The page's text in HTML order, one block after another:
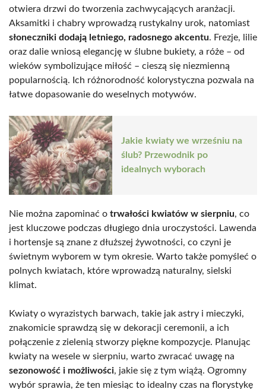
otwiera drzwi do tworzenia zachwycających aranżacji.
Aksamitki i chabry wprowadzą rustykalny urok, natomiast
słoneczniki dodają letniego, radosnego akcentu. Frezje, lilie
oraz dalie wniosą elegancję w ślubne bukiety, a róże – od
wieków symbolizujące miłość – cieszą się niezmienną
popularnością. Ich różnorodność kolorystyczna pozwala na
łatwe dopasowanie do weselnych motywów.
Jakie kwiaty we wrześniu na
ślub? Przewodnik po
idealnych wyborach
Nie można zapominać o trwałości kwiatów w sierpniu, co
jest kluczowe podczas długiego dnia uroczystości. Lawenda
i hortensje są znane z dłuższej żywotności, co czyni je
świetnym wyborem w tym okresie. Warto także pomyśleć o
polnych kwiatach, które wprowadzą naturalny, sielski
klimat.
Kwiaty o wyrazistych barwach, takie jak astry i mieczyki,
znakomicie sprawdzą się w dekoracji ceremonii, a ich
połączenie z zielenią stworzy piękne kompozycje. Planując
kwiaty na wesele w sierpniu, warto zwracać uwagę na
sezonowość i możliwości, jakie się z tym wiążą. Ogromny
wybór sprawia, że ten miesiąc to idealny czas na florystykę